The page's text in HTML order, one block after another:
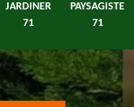
JARDINER
71
PAYSAGISTE
71